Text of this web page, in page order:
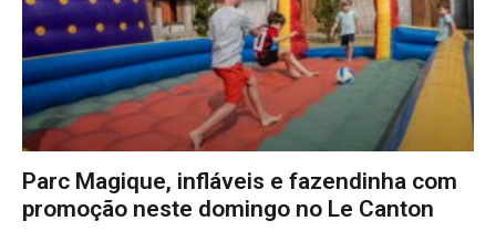
Parc Magique, infláveis e fazendinha com
promoção neste domingo no Le Canton